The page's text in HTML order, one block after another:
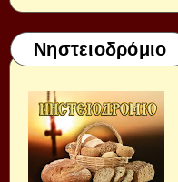
Νηστειοδρόμιο